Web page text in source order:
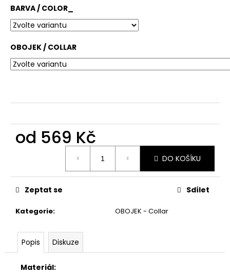
BARVA / COLOR_
OBOJEK / COLLAR
od 569 Kč
DO KOŠÍKU
Kategorie: OBOJEK - Collar
Zeptat se Sdílet
Popis Diskuze
Materiál:
r
u
č
u
j
e